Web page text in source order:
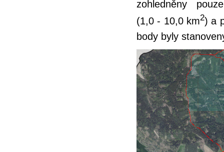
zohledněny
(1,0 - 10,0 km2) a
body byly